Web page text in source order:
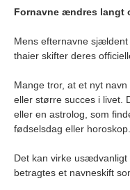
Fornavne ændres langt
Mens efternavne
thaier skifter deres
Mange tror, at et nyt
eller større succes i livet.
eller en astrolog, som
fødselsdag eller horoskop.
Det kan virke
betragtes et navneskift